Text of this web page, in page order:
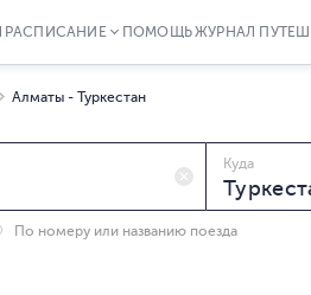
РАСПИСАНИЕ ПОМОЩЬЖУРНАЛ
Алматы - Туркестан
Куда
По номеру или названию поезда